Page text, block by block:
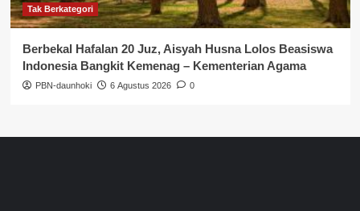
Tak Berkategori
Berbekal Hafalan 20 Juz, Aisyah Husna Lolos Beasiswa
Indonesia Bangkit Kemenag – Kementerian Agama
PBN-daunhoki 6 Agustus 2026 0